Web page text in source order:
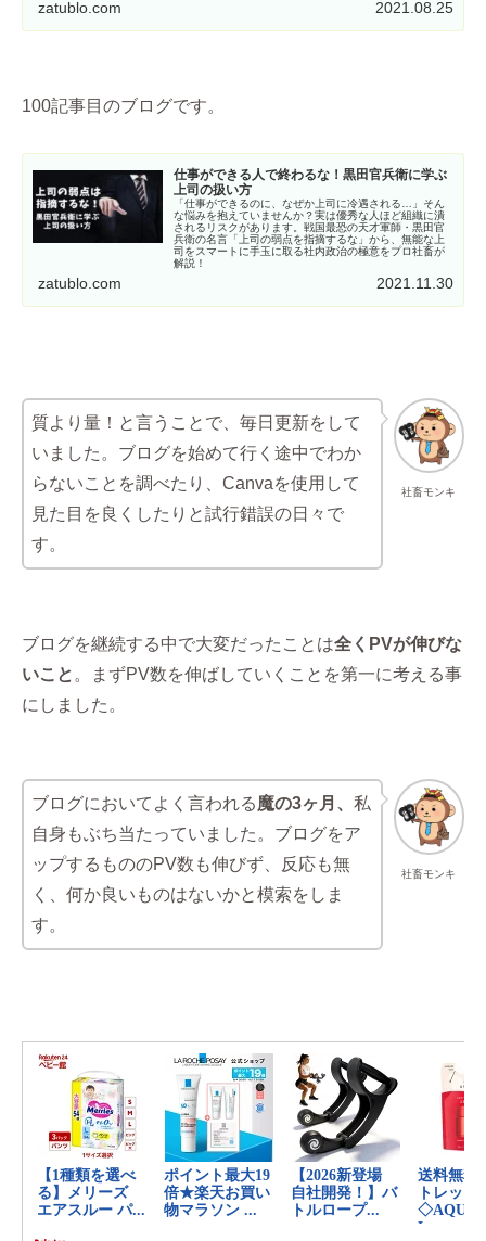
zatublo.com 2021.08.25
100記事目のブログです。
仕事ができる人で終わるな！黒田官兵衛に学ぶ
上司の扱い方
「仕事ができるのに、なぜか上司に冷遇される…」そん
な悩みを抱えていませんか？実は優秀な人ほど組織に潰
されるリスクがあります。戦国最恐の天才軍師・黒田官
兵衛の名言「上司の弱点を指摘するな」から、無能な上
司をスマートに手玉に取る社内政治の極意をプロ社畜が
解説！
zatublo.com 2021.11.30
社畜モンキ
質より量！と言うことで、毎日更新をして
いました。ブログを始めて行く途中でわか
らないことを調べたり、Canvaを使用して
見た目を良くしたりと試行錯誤の日々で
す。
ブログを継続する中で大変だったことは全くPVが伸びな
いこと 。まずPV数を伸ばしていくことを第一に考える事
にしました。
社畜モンキ
ブログにおいてよく言われる魔の3ヶ月、 私
自身もぶち当たっていました。ブログをア
ップするもののPV数も伸びず、反応も無
く、何か良いものはないかと模索をしま
す。